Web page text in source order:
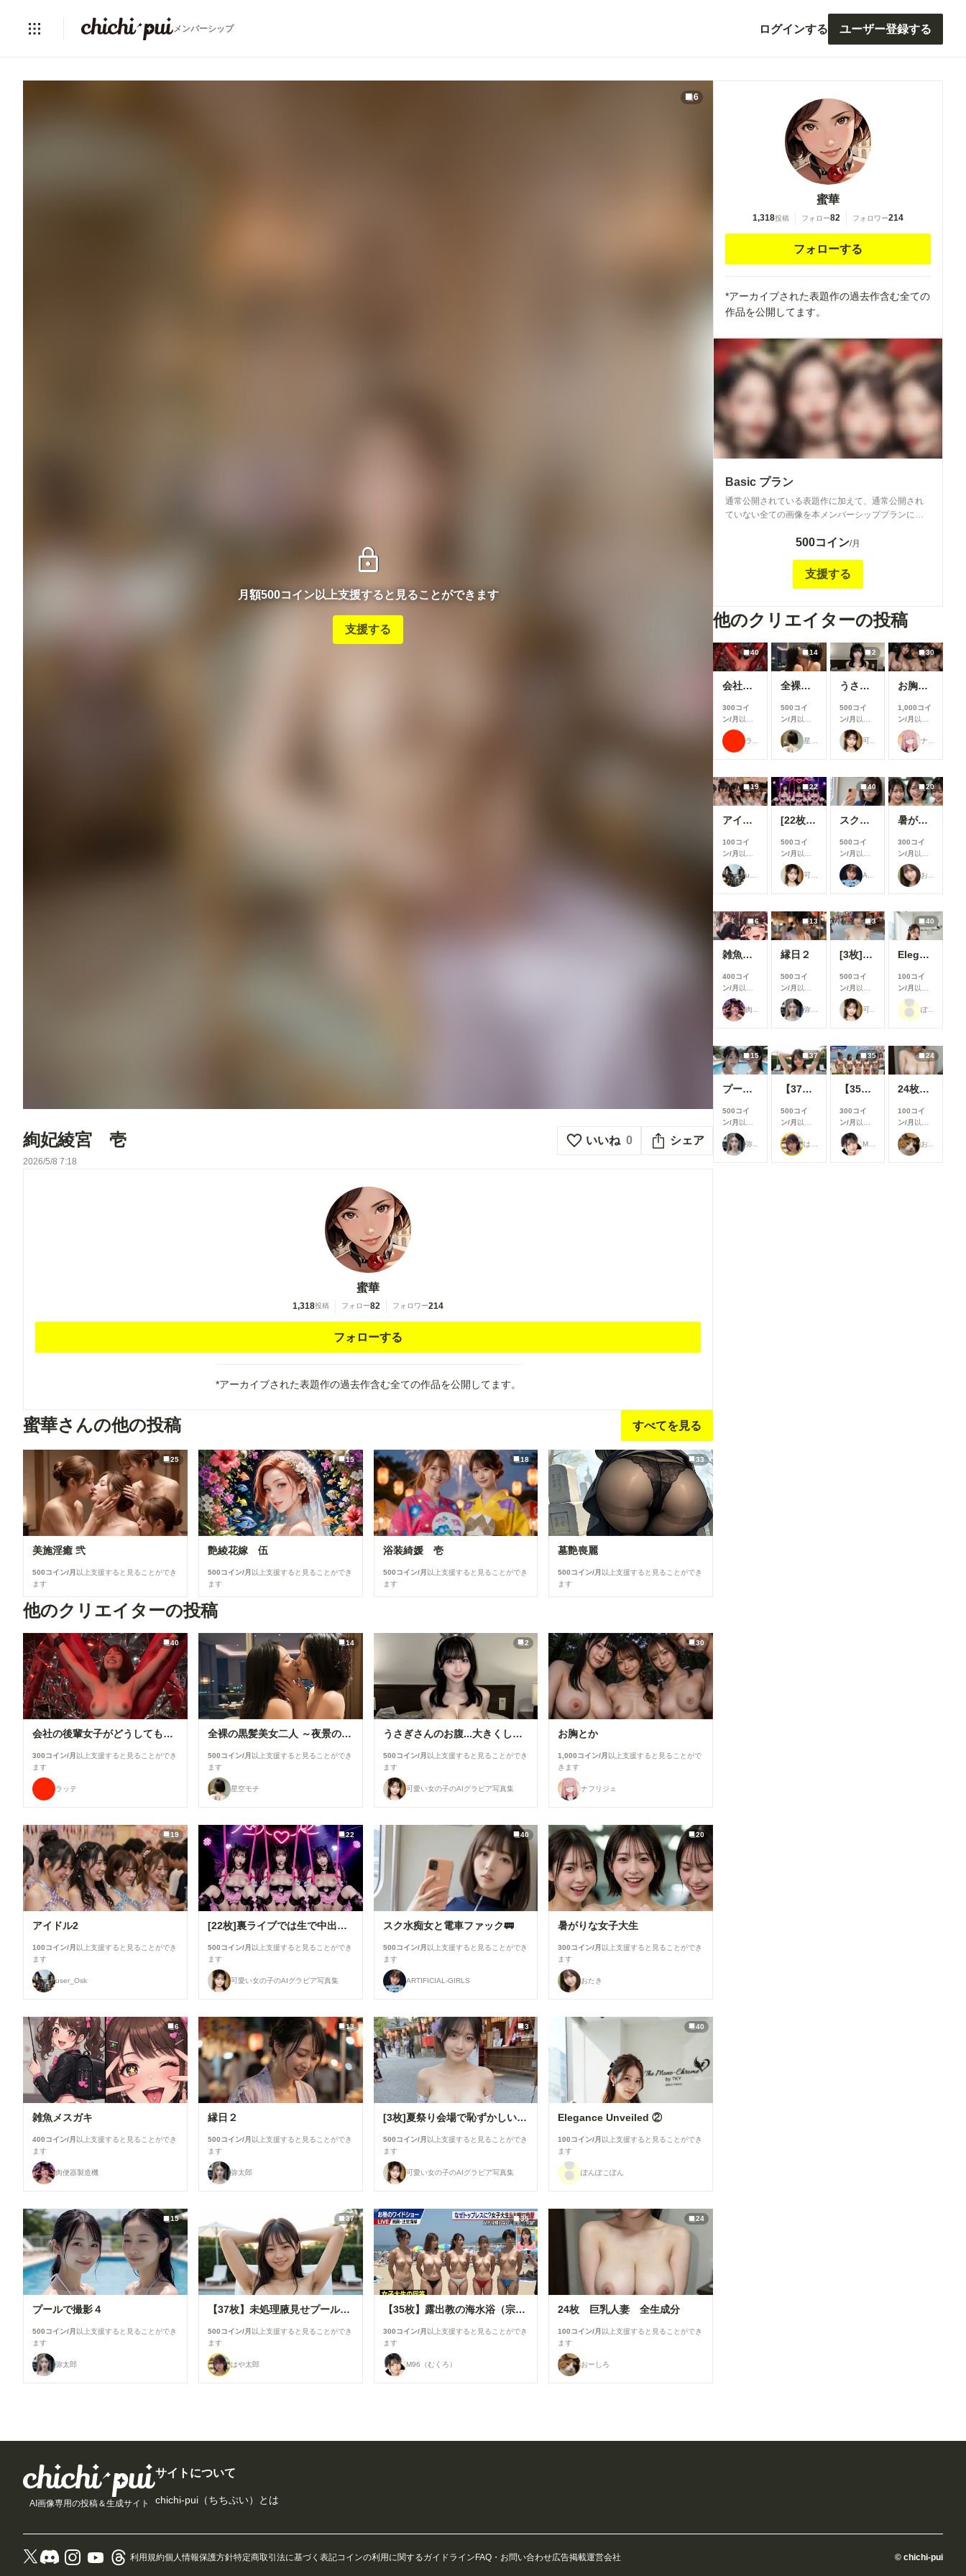
メンバーシップ ログインする ユーザー登録する
lock
月額500コイン以上支援すると見ることができます
支援する
6
絢妃綾宮 壱
2026/5/8 7:18
いいね 0 シェア
蜜華
1,318投稿 フォロー82 フォロワー214
フォローする
*アーカイブされた表題作の過去作含む全ての作品を公開してます。
蜜華さんの他の投稿 すべてを見る
25
美施淫癒 弐
500コイン/月 以上支援すると見ることができ
ます
15
艶綾花嫁 伍
500コイン/月 以上支援すると見ることができ
ます
18
浴装綺媛 壱
500コイン/月 以上支援すると見ることができ
ます
33
墓艶喪麗
500コイン/月 以上支援すると見ることができ
ます
他のクリエイターの投稿
40
会社の後輩女子がどうしても拘束してほしいっていうから
300コイン/月 以上支援すると見ることができ
ます
ラッテ
14
全裸の黒髪美女二人 ～夜景の高級プライベートダイニング～
500コイン/月 以上支援すると見ることができ
ます
星空モチ
2
うさぎさんのお腹...大きくしてもらったの🍼🐇💕
500コイン/月 以上支援すると見ることができ
ます
可愛い女の子のAIグラビア写真集
30
お胸とか
1,000コイン/月 以上支援すると見ることがで
きます
ナフリジェ
19
アイドル2
100コイン/月 以上支援すると見ることができ
ます
user_Osk
22
[22枚]裏ライブでは生で中出しOK&精液を糸を引いて垂れ流す激カワ激エロアイドル🍼💕
500コイン/月 以上支援すると見ることができ
ます
可愛い女の子のAIグラビア写真集
40
スク水痴女と電車ファック🚃
500コイン/月 以上支援すると見ることができ
ます
ARTIFICIAL-GIRLS
20
暑がりな女子大生
300コイン/月 以上支援すると見ることができ
ます
おたき
6
雑魚メスガキ
400コイン/月 以上支援すると見ることができ
ます
肉便器製造機
13
縁日２
500コイン/月 以上支援すると見ることができ
ます
弥太郎
3
[3枚]夏祭り会場で恥ずかしい格好をしちゃう清楚系美女
500コイン/月 以上支援すると見ることができ
ます
可愛い女の子のAIグラビア写真集
40
Elegance Unveiled ②
100コイン/月 以上支援すると見ることができ
ます
ぽんぽこぽん
15
プールで撮影４
500コイン/月 以上支援すると見ることができ
ます
弥太郎
37
【37枚】未処理腋見せプール足コキ
500コイン/月 以上支援すると見ることができ
ます
はや太郎
35
【35枚】露出教の海水浴（宗派：Grok）
300コイン/月 以上支援すると見ることができ
ます
M96（むくろ）
24
24枚 巨乳人妻 全生成分
100コイン/月 以上支援すると見ることができ
ます
おーしろ
蜜華
1,318投稿 フォロー82 フォロワー214
フォローする
*アーカイブされた表題作の過去作含む全ての
作品を公開してます。
Basic プラン
通常公開されている表題作に加えて、通常公開され
ていない全ての画像を本メンバーシッププランにて
500コイン/月
支援する
他のクリエイターの投稿
40
会社の後輩女子がどうしても拘束してほしいっていうから
300コイ
ン/月 以上
支援すると
見ることが
できます
ラッテ
14
全裸の黒髪美女二人 ～夜景の高級プライベートダイニング～
500コイ
ン/月 以上
支援すると
見ることが
できます
星空モチ
2
うさぎさんのお腹...大きくしてもらったの🍼🐇💕
500コイ
ン/月 以上
支援すると
見ることが
できます
可愛い女の子のAIグラビア写真集
30
お胸とか
1,000コイ
ン/月 以上
支援すると
見ることが
できます
ナフリジェ
19
アイドル2
100コイ
ン/月 以上
支援すると
見ることが
できます
user_Osk
22
[22枚]裏ライブでは生で中出しOK&精液を糸を引いて垂れ流す激カワ激エロアイドル🍼💕
500コイ
ン/月 以上
支援すると
見ることが
できます
可愛い女の子のAIグラビア写真集
40
スク水痴女と電車ファック🚃
500コイ
ン/月 以上
支援すると
見ることが
できます
ARTIFICIAL-GIRLS
20
暑がりな女子大生
300コイ
ン/月 以上
支援すると
見ることが
できます
おたき
6
雑魚メスガキ
400コイ
ン/月 以上
支援すると
見ることが
できます
肉便器製造機
13
縁日２
500コイ
ン/月 以上
支援すると
見ることが
できます
弥太郎
3
[3枚]夏祭り会場で恥ずかしい格好をしちゃう清楚系美女
500コイ
ン/月 以上
支援すると
見ることが
できます
可愛い女の子のAIグラビア写真集
40
Elegance Unveiled ②
100コイ
ン/月 以上
支援すると
見ることが
できます
ぽんぽこぽん
15
プールで撮影４
500コイ
ン/月 以上
支援すると
見ることが
できます
弥太郎
37
【37枚】未処理腋見せプール足コキ
500コイ
ン/月 以上
支援すると
見ることが
できます
はや太郎
35
【35枚】露出教の海水浴（宗派：Grok）
300コイ
ン/月 以上
支援すると
見ることが
できます
M96（むくろ）
24
24枚 巨乳人妻 全生成分
100コイ
ン/月 以上
支援すると
見ることが
できます
おーしろ
AI画像専用の投稿＆生成サイト
サイトについて
chichi-pui（ちちぷい）とは
利用規約個人情報保護方針特定商取引法に基づく表記コインの利用に関するガイドラインFAQ・お問い合わせ広告掲載運営会社 © chichi-pui